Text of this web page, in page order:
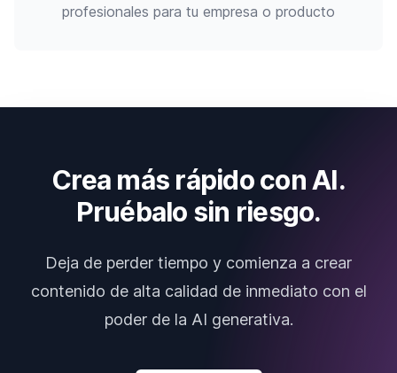
profesionales para tu empresa o producto
Crea más rápido con AI.
Pruébalo sin riesgo.
Deja de perder tiempo y comienza a crear
contenido de alta calidad de inmediato con el
poder de la AI generativa.